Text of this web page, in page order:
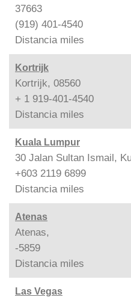
37663
(919) 401-4540
Distancia miles
Kortrijk
Kortrijk, 08560
+ 1 919-401-4540
Distancia miles
Kuala Lumpur
30 Jalan Sultan Ismail,
+603 2119 6899
Distancia miles
Atenas
Atenas,
-5859
Distancia miles
Las Vegas